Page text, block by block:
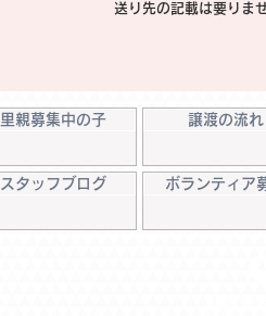
送り先の記載は要りま
里親募集中の子
スタッフブログ
譲渡の流れ
ボランティア